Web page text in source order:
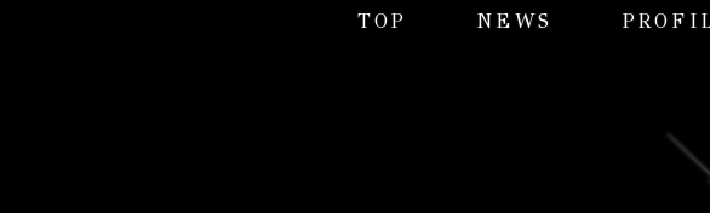
TOP NEWS